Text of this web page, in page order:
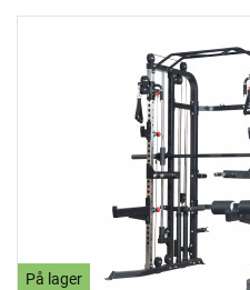
På lager